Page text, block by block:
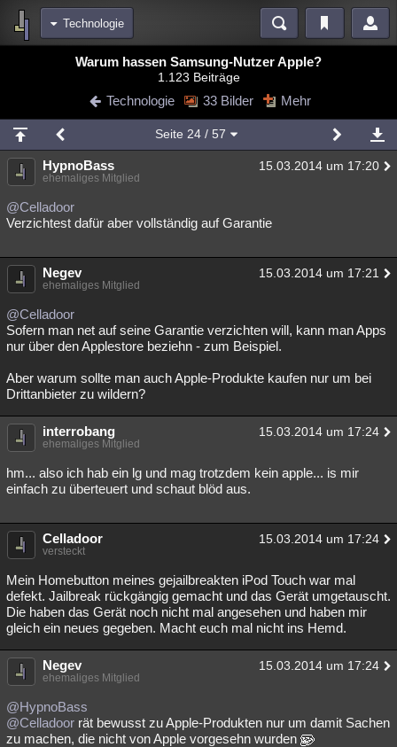
Technologie
Blogs Videos
Chat Wiki Neuigkeiten
meine Rubriken
Menschen Wissenschaft Mystery Kriminalfälle
Spiritualität
weitere Rubriken
Philosophie Träume
Astronomie Helpdesk Gruppen Gaming Filme
Übersichten
Besucht Teilgenommen Alle Neue Geschlossen
Lesenswert Schlüsselwörter
Warum hassen Samsung-Nutzer Apple?
1.123 Beiträge
Technologie 33 Bilder Mehr
Seite 24/ 57
HypnoBass 15.03.2014 um 17:20
ehemaliges Mitglied
@Celladoor
Verzichtest dafür aber vollständig auf Garantie
Negev 15.03.2014 um 17:21
ehemaliges Mitglied
@Celladoor
Sofern man net auf seine Garantie verzichten will, kann man Apps
nur über den Applestore beziehn - zum Beispiel.
Aber warum sollte man auch Apple-Produkte kaufen nur um bei
Drittanbieter zu wildern?
interrobang 15.03.2014 um 17:24
ehemaliges Mitglied
hm... also ich hab ein lg und mag trotzdem kein apple... is mir
einfach zu überteuert und schaut blöd aus.
Celladoor 15.03.2014 um 17:24
versteckt
Mein Homebutton meines gejailbreakten iPod Touch war mal
defekt. Jailbreak rückgängig gemacht und das Gerät umgetauscht.
Die haben das Gerät noch nicht mal angesehen und haben mir
gleich ein neues gegeben. Macht euch mal nicht ins Hemd.
Negev 15.03.2014 um 17:24
ehemaliges Mitglied
@HypnoBass
@Celladoor rät bewusst zu Apple-Produkten nur um damit Sachen
zu machen, die nicht von Apple vorgesehn wurden